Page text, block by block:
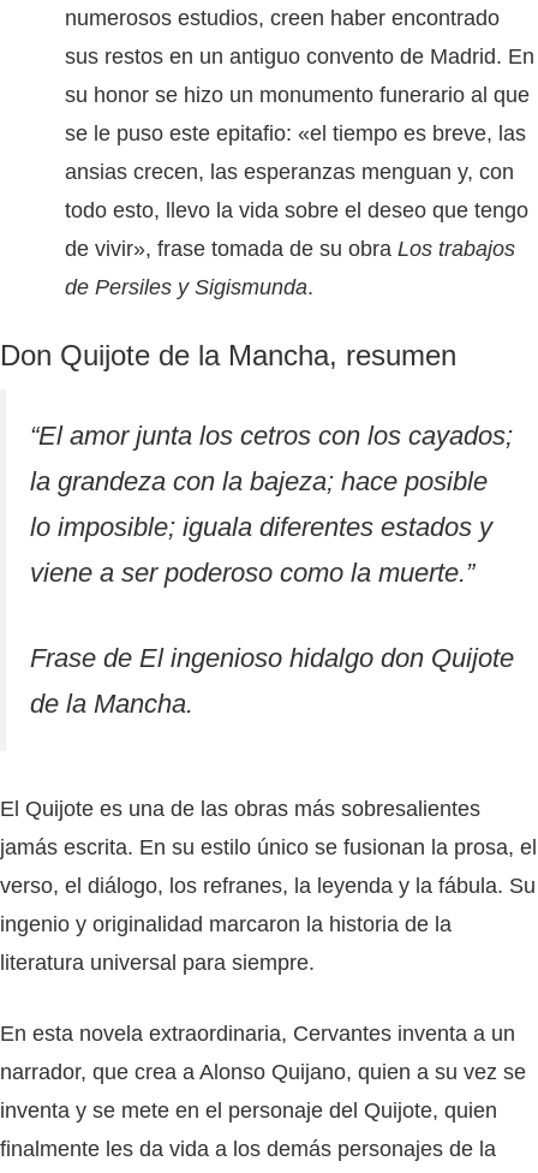
numerosos estudios, creen haber encontrado
sus restos en un antiguo convento de Madrid. En
su honor se hizo un monumento funerario al que
se le puso este epitafio: «el tiempo es breve, las
ansias crecen, las esperanzas menguan y, con
todo esto, llevo la vida sobre el deseo que tengo
de vivir», frase tomada de su obra Los trabajos
de Persiles y Sigismunda.
Don Quijote de la Mancha, resumen
“El amor junta los cetros con los cayados;
la grandeza con la bajeza; hace posible
lo imposible; iguala diferentes estados y
viene a ser poderoso como la muerte.”
Frase de El ingenioso hidalgo don Quijote
de la Mancha.
El Quijote es una de las obras más sobresalientes
jamás escrita. En su estilo único se fusionan la prosa, el
verso, el diálogo, los refranes, la leyenda y la fábula. Su
ingenio y originalidad marcaron la historia de la
literatura universal para siempre.
En esta novela extraordinaria, Cervantes inventa a un
narrador, que crea a Alonso Quijano, quien a su vez se
inventa y se mete en el personaje del Quijote, quien
finalmente les da vida a los demás personajes de la